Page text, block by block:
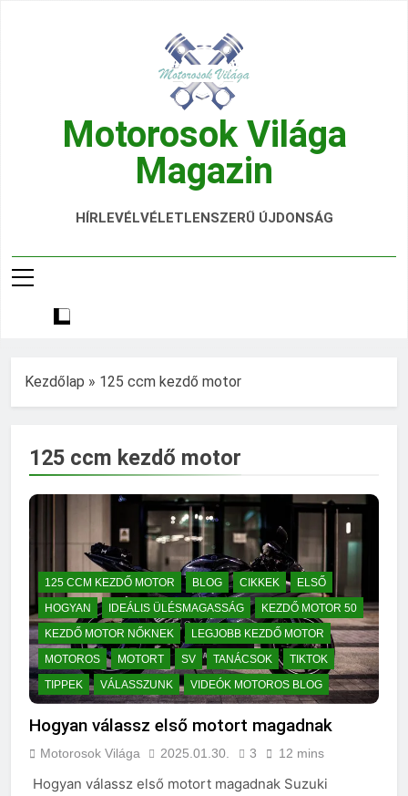
Motorosok Világa
Magazin
Hírek, Tesztek, Élmények Egy Helyen!
HÍRLEVÉLVÉLETLENSZERŰ ÚJDONSÁG
Kezdőlap » 125 ccm kezdő motor
125 ccm kezdő motor
125 CCM KEZDŐ MOTOR BLOG CIKKEK
ELSŐ
HOGYAN
IDEÁLIS ÜLÉSMAGASSÁG
KEZDŐ MOTOR 50
KEZDŐ MOTOR NŐKNEK
LEGJOBB KEZDŐ MOTOR
MOTOROS
MOTORT SV TANÁCSOK
TIKTOK
TIPPEK
VÁLASSZUNK VIDEÓK MOTOROS BLOG
Hogyan válassz első motort magadnak
Motorosok Világa 2025.01.30. 3 12 mins
Hogyan válassz első motort magadnak Suzuki